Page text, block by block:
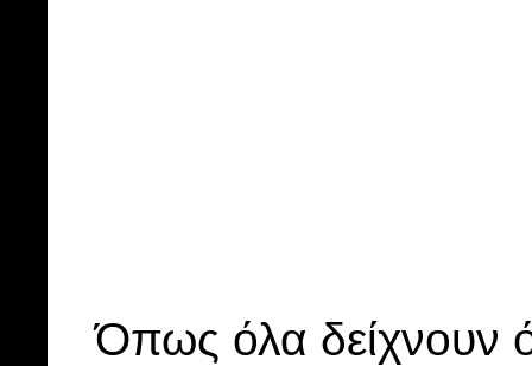
Όπως όλα δείχνουν